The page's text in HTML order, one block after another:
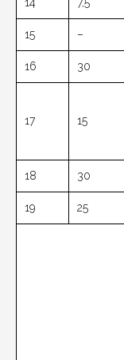
14 7,5
15 –
16 30
17 15
18 30
19 25